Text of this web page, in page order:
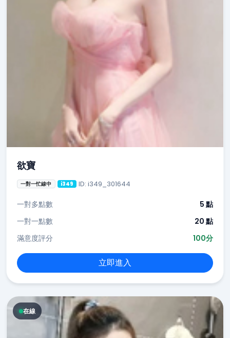
欲寶
一對一忙線中 i349 ID: i349_301644
一對多點數
5 點
一對一點數
20 點
滿意度評分
100分
立即進入
在線